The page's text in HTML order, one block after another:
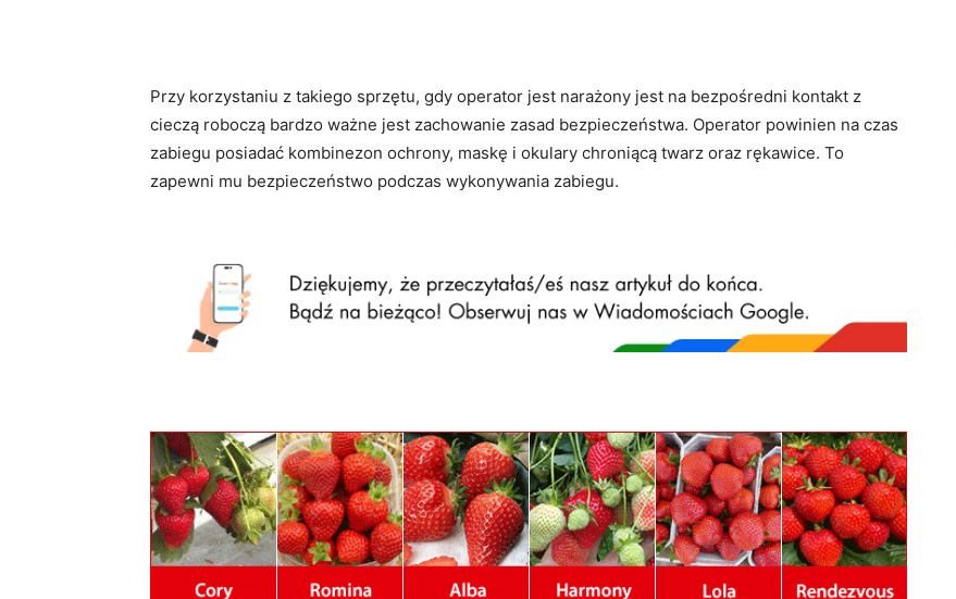
Przy korzystaniu z takiego sprzętu, gdy operator jest narażony jest na bezpośredni kontakt z
cieczą roboczą bardzo ważne jest zachowanie zasad bezpieczeństwa. Operator powinien na czas
zabiegu posiadać kombinezon ochrony, maskę i okulary chroniącą twarz oraz rękawice. To
zapewni mu bezpieczeństwo podczas wykonywania zabiegu.